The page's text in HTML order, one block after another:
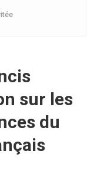
sur les
du